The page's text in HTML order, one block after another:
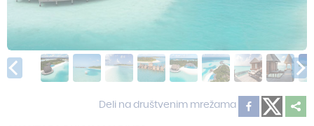
Deli na društvenim mrežama